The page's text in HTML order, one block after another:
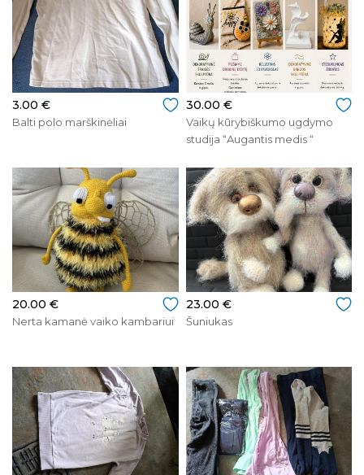
3.00 €
Balti polo marškinėliai
30.00 €
Vaikų kūrybiškumo ugdymo
studija “Augantis medis “
20.00 €
Nerta kamanė vaiko kambariui
23.00 €
Šuniukas